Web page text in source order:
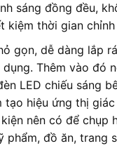
sáng đồng đều,
kiệm thời gian chỉnh
gọn, dễ dàng lắp
Thêm vào đó
LED chiếu sáng
tạo hiệu ứng thị
nên có để chụp
phẩm, đồ ăn, trang